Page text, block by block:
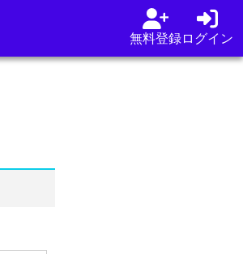
無料登録ログイン